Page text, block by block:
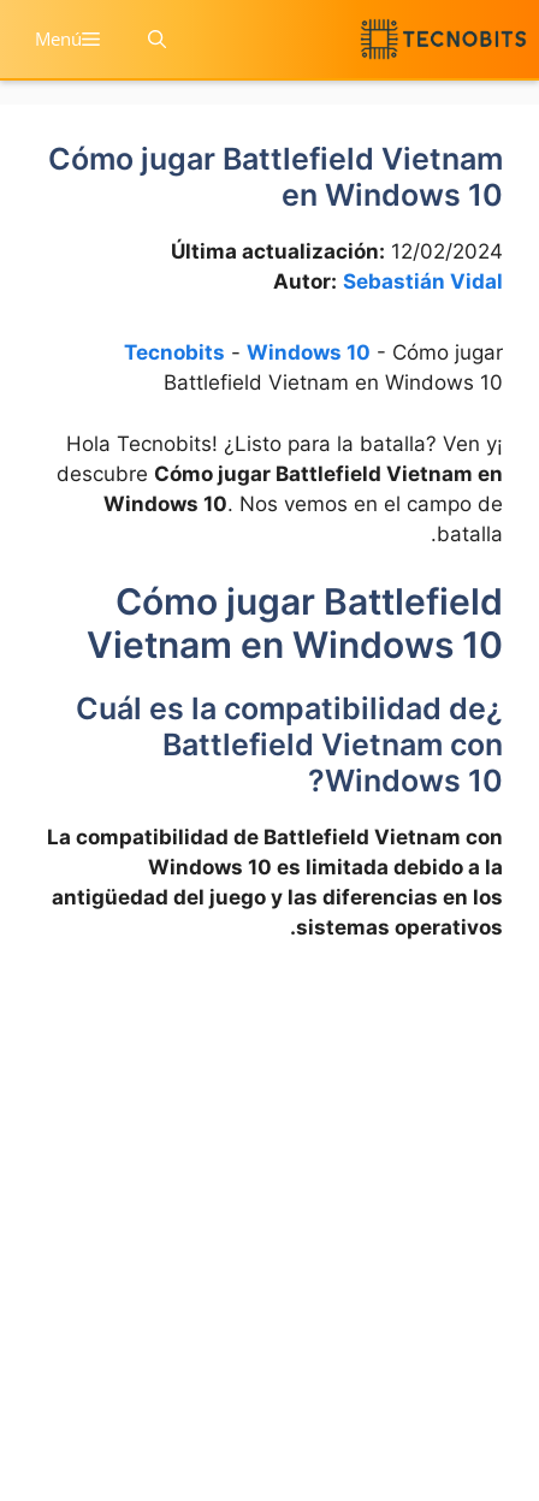
al
contenido
Menú
Cómo jugar Battlefield Vietnam
en Windows 10
Última actualización: 12/02/2024
Autor: Sebastián Vidal
Tecnobits - Windows 10 - Cómo jugar
Battlefield Vietnam en Windows 10
¡Hola Tecnobits! ¿Listo para la batalla? Ven y
descubre Cómo jugar Battlefield Vietnam en
Windows 10. Nos vemos en el campo de
batalla.
Cómo jugar Battlefield
Vietnam en Windows 10
¿Cuál es la compatibilidad de
Battlefield Vietnam con
Windows 10?
La compatibilidad de Battlefield Vietnam con
Windows 10 es limitada debido a la
antigüedad del juego y las diferencias en los
sistemas operativos.